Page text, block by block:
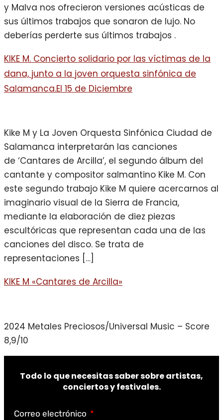
y Malva nos ofrecieron versiones acústicas de
sus últimos trabajos que sonaron de lujo. No
deberías perderte sus últimos trabajos .
KIKE M. Concierto solidario por las víctimas de la
dana, junto a la joven orquesta sinfónica de
Salamanca.El 15 de Diciembre
Kike M y La Joven Orquesta Sinfónica Ciudad de
Salamanca interpretarán las canciones
de ‘Cantares de Arcilla’, el segundo álbum del
cantante y compositor salmantino Kike M. Con
este segundo trabajo Kike M quiere acercarnos al
imaginario visual de la Sierra de Francia,
mediante la elaboración de diez piezas
escultóricas que representan cada una de las
canciones del disco. Se trata de
representaciones […]
KIKE M «Cantares de Arcilla»
2024 Metales Preciosos/Universal Music – Score
8,9/10
Todo lo que necesitas saber sobre artistas,
conciertos y festivales.
Correo electrónico